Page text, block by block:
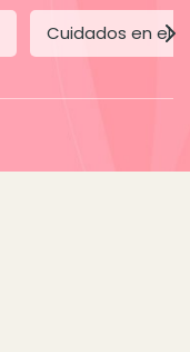
Cuidados en el